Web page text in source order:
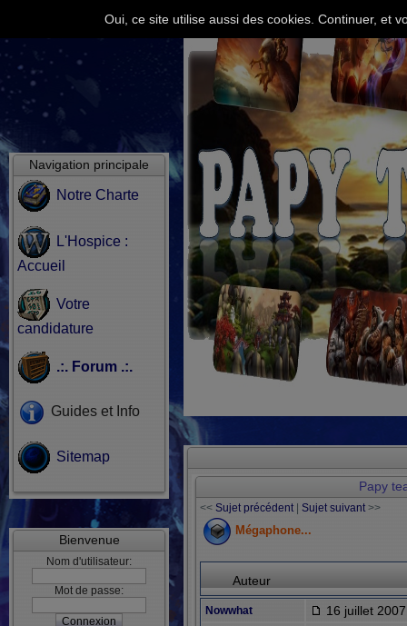
Navigation principale
Notre Charte
L'Hospice :
Accueil
Votre
candidature
.:. Forum .:.
Guides et Info
Sitemap
Bienvenue
Nom d'utilisateur:
Mot de passe:
Papy
<< Sujet précédent| Sujet suivant>>
Mégaphone...
Auteur
Nowwhat 16 juillet
Oui, ce site utilise aussi des cookies. Continuer, et